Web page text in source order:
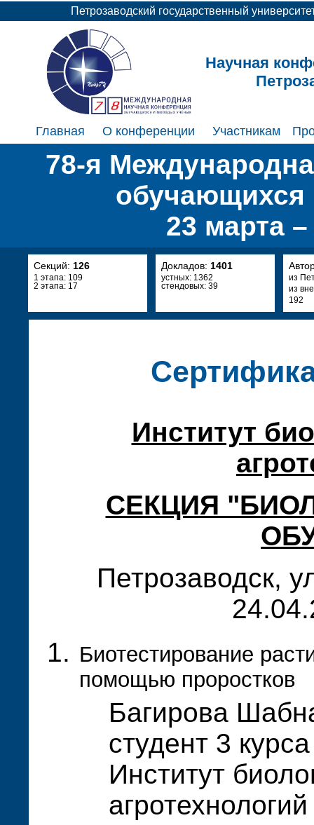
Петрозаводский государственный
Научная
Главная О конференции Участникам
78-я
23 марта
Секций: 126
1 этапа: 109
2 этапа: 17
Докладов: 1401
устных: 1362
стендовых: 39
из
из
192
Институт
СЕКЦИЯ
Петрозаводск,
Биотестирование
помощью проростков
Багирова
студент 3
Институт